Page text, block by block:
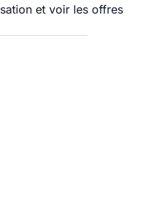
et voir les offres